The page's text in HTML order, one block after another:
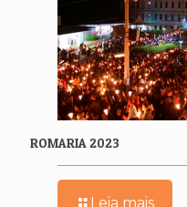
ROMARIA 2023
Leia mais